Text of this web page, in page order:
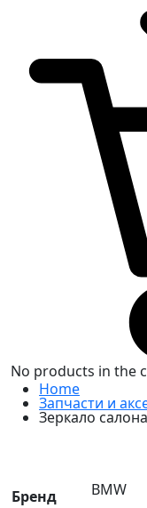
No products in the
Home
Запчасти и
Зеркало
Бренд
BMW